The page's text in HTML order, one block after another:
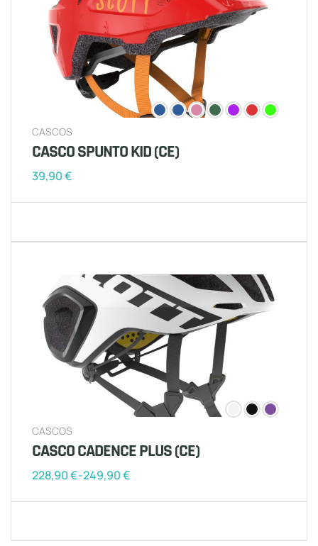
CASCOS
CASCO SPUNTO KID (CE)
39,90€
CASCOS
CASCO CADENCE PLUS (CE)
228,90€-249,90€